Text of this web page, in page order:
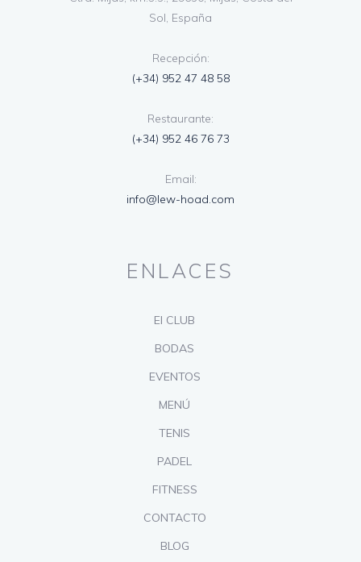
Sol, España
Recepción:
(+34) 952 47 48 58
Restaurante:
(+34) 952 46 76 73
Email:
info@lew-hoad.com
ENLACES
El CLUB
BODAS
EVENTOS
MENÚ
TENIS
PADEL
FITNESS
CONTACTO
BLOG